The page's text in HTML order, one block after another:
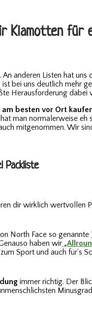
Klamotten
anderen Listen hat uns
bei uns deutlich mehr
Herausforderung
am besten vor Ort
man normalerweise
mitgenommen. Wir
Packliste
dir wirklich wertvollen
North Face so genannte
haben wir
Sport und auch für’s
immer richtig. Der